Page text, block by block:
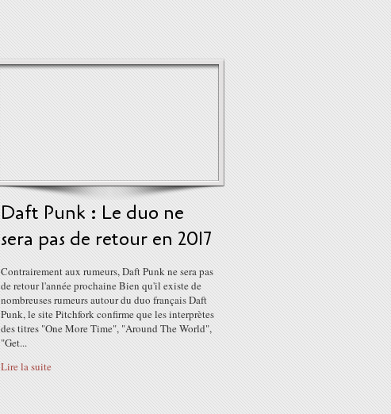
Daft Punk : Le duo ne
sera pas de retour en 2017
Contrairement aux rumeurs, Daft Punk ne sera pas
de retour l'année prochaine Bien qu'il existe de
nombreuses rumeurs autour du duo français Daft
Punk, le site Pitchfork confirme que les interprètes
des titres "One More Time", "Around The World",
"Get...
Lire la suite